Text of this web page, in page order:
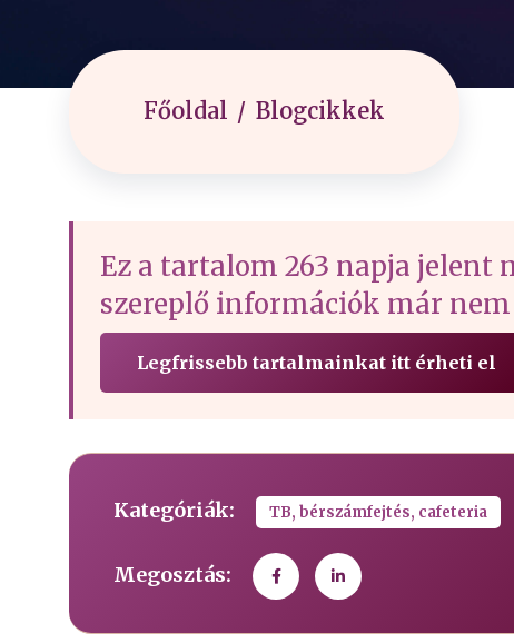
Főoldal Blogcikkek
Ez a tartalom 263 napja jelent
szereplő információk már
Legfrissebb tartalmainkat itt érheti el
Kategóriák: TB, bérszámfejtés, cafeteria
Megosztás: